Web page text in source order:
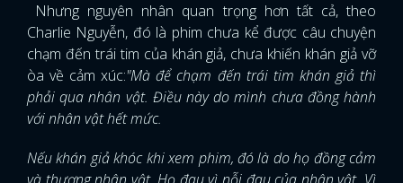
Nhưng nguyên nhân quan trọng hơn tất cả, theo
Charlie Nguyễn, đó là phim chưa kể được câu chuyện
chạm đến trái tim của khán giả, chưa khiến khán giả vỡ
òa về cảm xúc:"Mà để chạm đến trái tim khán giả thì
phải qua nhân vật. Điều này do mình chưa đồng hành
với nhân vật hết mức.
Nếu khán giả khóc khi xem phim, đó là do họ đồng cảm